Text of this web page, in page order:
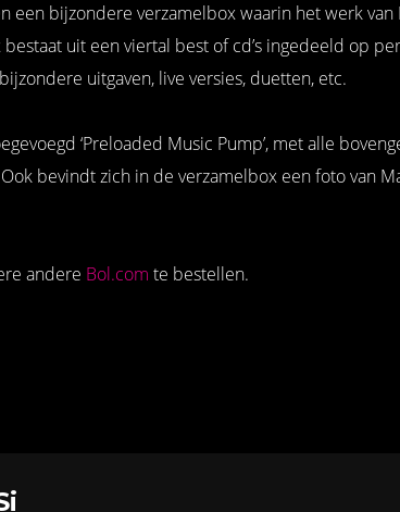
een bijzondere verzamelbox waarin het werk van
uit een viertal best of cd’s ingedeeld op
uitgaven, live versies, duetten, etc.
‘Preloaded Music Pump’, met alle
bevindt zich in de verzamelbox een foto van
andere Bol.com te bestellen.